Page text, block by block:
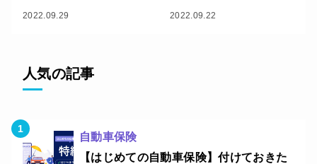
2022.09.29 2022.09.22
人気の記事
自動車保険
【はじめての自動車保険】付けておきた